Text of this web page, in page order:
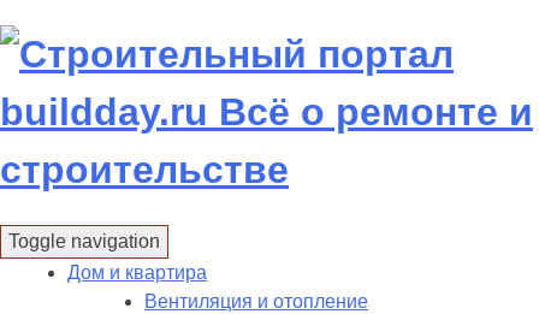
to
content
Toggle navigation
Дом и квартира
Вентиляция и отопление